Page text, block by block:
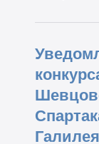
Галилея